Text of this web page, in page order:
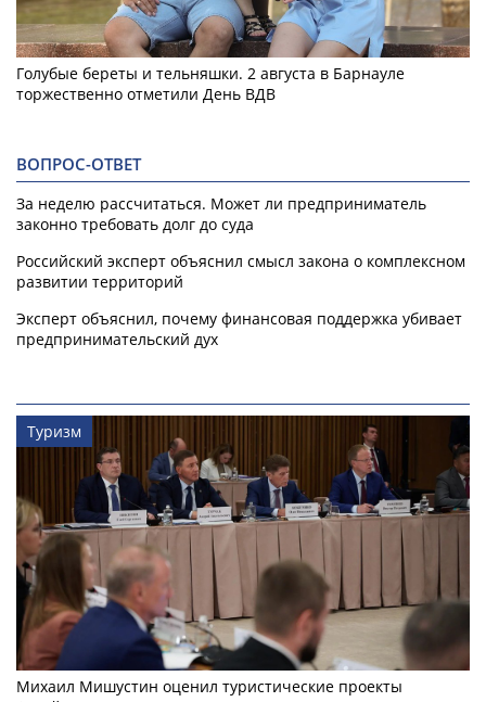
Голубые береты и тельняшки. 2 августа в Барнауле
торжественно отметили День ВДВ
ВОПРОС-ОТВЕТ
За неделю рассчитаться. Может ли предприниматель
законно требовать долг до суда
Российский эксперт объяснил смысл закона о комплексном
развитии территорий
Эксперт объяснил, почему финансовая поддержка убивает
предпринимательский дух
Туризм
Михаил Мишустин оценил туристические проекты